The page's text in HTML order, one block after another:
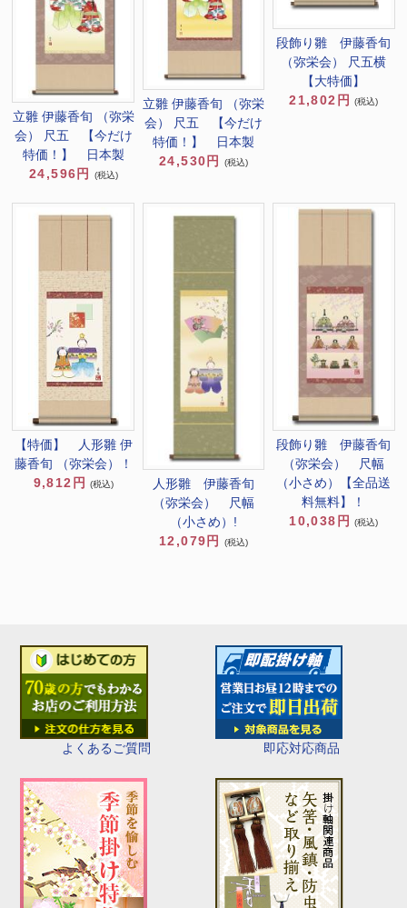
よくあるご質問 即応対応商品
立雛 伊藤香旬 （弥栄
会） 尺五 【今だけ
特価！】 日本製
24,596円
(税込)
立雛 伊藤香旬 （弥栄
会） 尺五 【今だけ
特価！】 日本製
24,530円
(税込)
段飾り雛 伊藤香旬
（弥栄会） 尺五横
【大特価】
21,802円
(税込)
【特価】 人形雛 伊
藤香旬 （弥栄会）！
9,812円
(税込)
人形雛 伊藤香旬
（弥栄会） 尺幅
（小さめ）!
12,079円
(税込)
段飾り雛 伊藤香旬
（弥栄会） 尺幅
（小さめ）【全品送
料無料】！
10,038円
(税込)